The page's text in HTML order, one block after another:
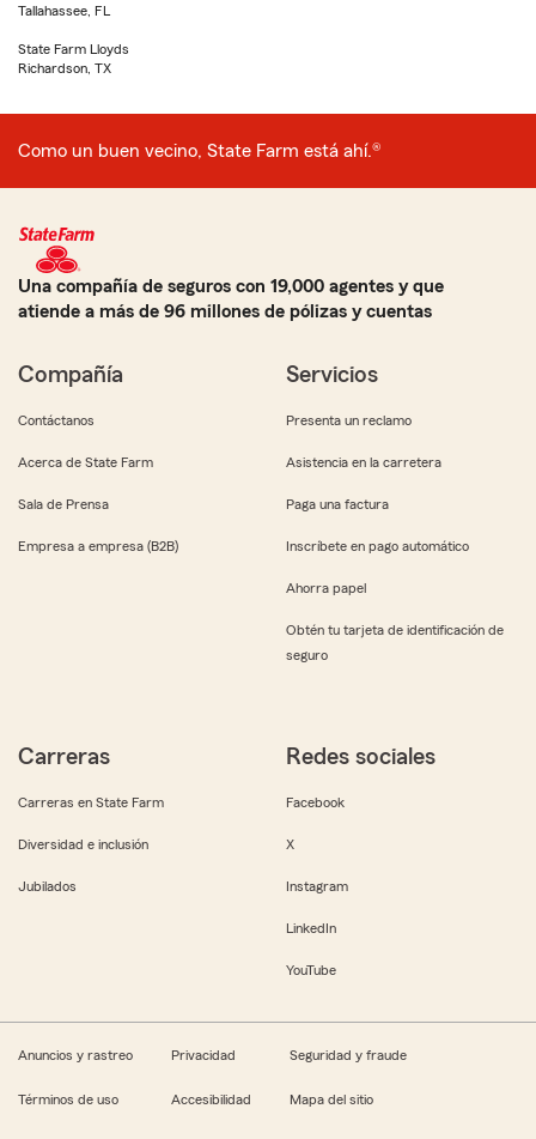
Tallahassee, FL
State Farm Lloyds
Richardson, TX
Como un buen vecino, State Farm está ahí.®
Una compañía de seguros con 19,000 agentes y que
atiende a más de 96 millones de pólizas y cuentas
Compañía
Contáctanos
Acerca de State Farm
Sala de Prensa
Empresa a empresa (B2B)
Servicios
Presenta un reclamo
Asistencia en la carretera
Paga una factura
Inscríbete en pago automático
Ahorra papel
Obtén tu tarjeta de identificación de
seguro
Carreras
Carreras en State Farm
Diversidad e inclusión
Jubilados
Redes sociales
Facebook
X
Instagram
LinkedIn
YouTube
Anuncios y rastreo Privacidad Seguridad y fraude
Términos de uso Accesibilidad Mapa del sitio